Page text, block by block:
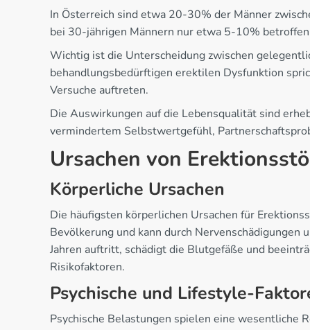
In Österreich sind etwa 20-30% der Männer
bei 30-jährigen Männern nur etwa 5-10%
Wichtig ist die Unterscheidung zwischen
behandlungsbedürftigen erektilen Dysfunktion
Versuche auftreten.
Die Auswirkungen auf die Lebensqualität sind
vermindertem Selbstwertgefühl,
Ursachen von
Körperliche Ursachen
Die häufigsten körperlichen Ursachen für
Bevölkerung und kann durch
Jahren auftritt, schädigt die Blutgefäße und
Risikofaktoren.
Psychische und Lifestyle-
Psychische Belastungen spielen eine wesentliche